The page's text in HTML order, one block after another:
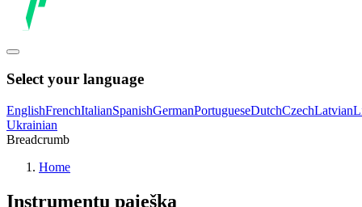
Select your language
EnglishFrenchItalianSpanishGermanPortugueseDutchCzechLatvian
Ukrainian
Breadcrumb
Home
Instrumentų paieška